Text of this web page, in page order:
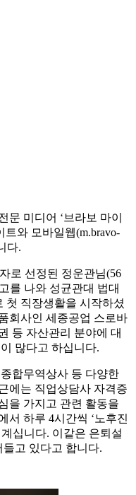
미디어 ‘브라보 마이
트와 모바일웹(m.bravo-
다.
로 선정된 정운관님(56
를 나와 성균관대 법대
첫 직장생활을 시작하셨
회사인 세종공업 스로바
등 자산관리 분야에 대
많다고 하십니다.
합무역상사 등 다양한
에는 직업상담사 자격증
을 가지고 관련 활동을
서 하루 4시간씩 ‘노후진
십니다. 이같은 은퇴설
고 있다고 합니다.